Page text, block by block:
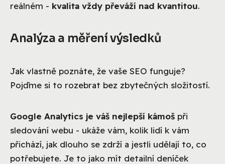
reálném - kvalita vždy převáží nad kvantitou.
Analýza a měření výsledků
Jak vlastně poznáte, že vaše SEO funguje?
Pojďme si to rozebrat bez zbytečných složitostí.
Google Analytics je váš nejlepší kámoš při
sledování webu - ukáže vám, kolik lidí k vám
přichází, jak dlouho se zdrží a jestli udělají to, co
potřebujete. Je to jako mít detailní deníček